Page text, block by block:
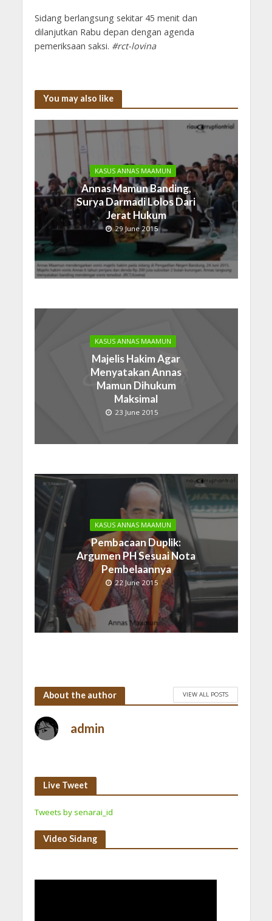
Sidang berlangsung sekitar 45 menit dan
dilanjutkan Rabu depan dengan agenda
pemeriksaan saksi. #rct-lovina
You may also like
KASUS ANNAS MAAMUN
Annas Mamun Banding,
Surya Darmadi Lolos Dari
Jerat Hukum
29 June 2015
KASUS ANNAS MAAMUN
Majelis Hakim Agar
Menyatakan Annas
Mamun Dihukum
Maksimal
23 June 2015
KASUS ANNAS MAAMUN
Pembacaan Duplik:
Argumen PH Sesuai Nota
Pembelaannya
22 June 2015
About the author VIEW ALL POSTS
admin
Live Tweet
Tweets by senarai_id
Video Sidang